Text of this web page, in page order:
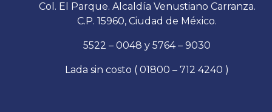
Col. El Parque. Alcaldía Venustiano Carranza.
C.P. 15960, Ciudad de México.
5522 – 0048 y 5764 – 9030
Lada sin costo ( 01800 – 712 4240 )